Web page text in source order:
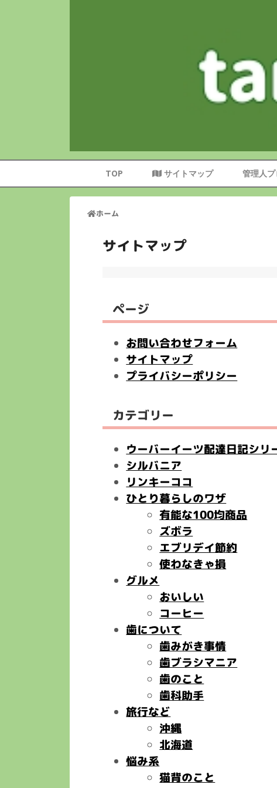
TOP サイトマップ 管理人
ホーム
サイトマップ
ページ
お問い合わせフォーム
サイトマップ
プライバシーポリシー
カテゴリー
ウーバーイーツ配達日記シリ
シルバニア
リンキーココ
ひとり暮らしのワザ
有能な100均商品
ズボラ
エブリデイ節約
使わなきゃ損
グルメ
おいしい
コーヒー
歯について
歯みがき事情
歯ブラシマニア
歯のこと
歯科助手
旅行など
沖縄
北海道
悩み系
猫背のこと